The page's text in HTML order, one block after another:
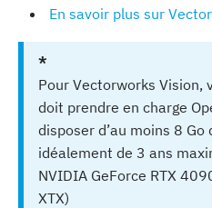
En savoir plus sur
*
Pour Vectorworks Vision,
doit prendre en charge
disposer d’au moins 8 Go
idéalement de 3 ans
NVIDIA GeForce RTX
XTX)